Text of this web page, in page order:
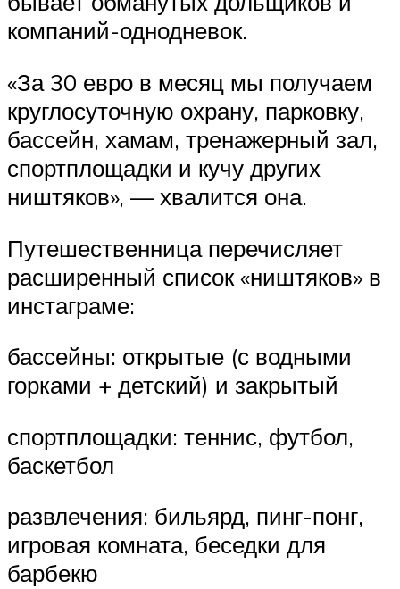
компаний-однодневок.
«За 30 евро в месяц мы получаем
круглосуточную охрану, парковку,
бассейн, хамам, тренажерный зал,
спортплощадки и кучу других
ништяков», — хвалится она.
Путешественница перечисляет
расширенный список «ништяков» в
инстаграме:
бассейны: открытые (с водными
горками + детский) и закрытый
спортплощадки: теннис, футбол,
баскетбол
развлечения: бильярд, пинг-понг,
игровая комната, беседки для
барбекю